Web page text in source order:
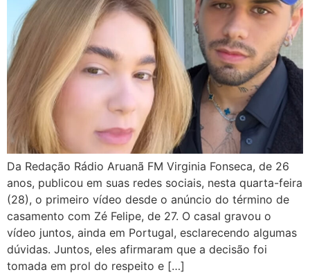
Da Redação Rádio Aruanã FM Virginia Fonseca, de 26
anos, publicou em suas redes sociais, nesta quarta-feira
(28), o primeiro vídeo desde o anúncio do término de
casamento com Zé Felipe, de 27. O casal gravou o
vídeo juntos, ainda em Portugal, esclarecendo algumas
dúvidas. Juntos, eles afirmaram que a decisão foi
tomada em prol do respeito e […]